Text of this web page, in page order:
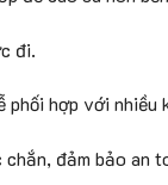
đi.
hợp với nhiều
chắn, đảm bảo an